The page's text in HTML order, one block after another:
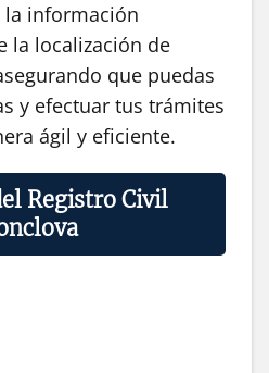
información
la localización de
que puedas
y efectuar tus trámites
ágil y eficiente.
Registro Civil